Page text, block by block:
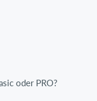
oder PRO?